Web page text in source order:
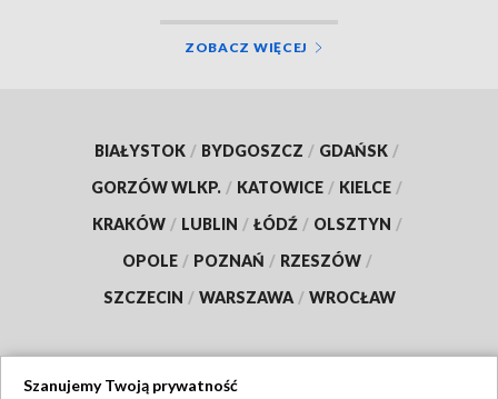
ZOBACZ WIĘCEJ
BIAŁYSTOK / BYDGOSZCZ / GDAŃSK /
GORZÓW WLKP. / KATOWICE / KIELCE /
KRAKÓW / LUBLIN / ŁÓDŹ / OLSZTYN /
OPOLE / POZNAŃ / RZESZÓW /
SZCZECIN / WARSZAWA / WROCŁAW
Szanujemy Twoją prywatność